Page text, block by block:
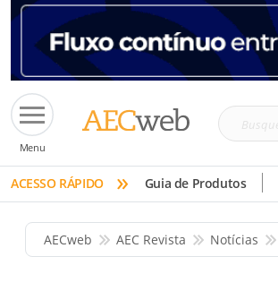
Menu
Busque
tinta,
etc
ACESSO RÁPIDO » Guia de Produtos
AECweb AEC Revista Notícias